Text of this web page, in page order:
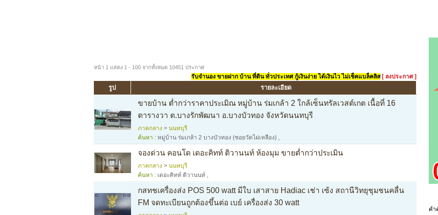
หน้า 1 แสดง 1 - 100 จากทั้งหมด 10451 ประกาศ
รับจำนอง ขายฝาก บ้าน ที่ดิน ทั่วประเทศ กู้เงินง่าย ได้เงินไว ไม่เช็คแบล็คลิส [ ลงประกาศ ]
รูป รายละเอียด
ขายบ้าน ต่ำกว่าราคาประเมิณ หมู่บ้าน ร่มเกล้า 2 ใกล้เซ็นทรัลเวสต์เกต เนื้อที่ 16
ตารางวา ต.บางรักพัฒนา อ.บางบัวทอง จังหวัดนนทบุรี
ภาคกลาง > นนทบุรี
ค้นหา : หมู่บ้าน ร่มเกล้า 2 บางบัวทอง (ซอยวัดไผ่เหลือง) ,
จองด่วน คอนโด เดอะคิทท์ ติวานนท์ ห้องมุม ขายต่ำกว่าประเมิน
ภาคกลาง > นนทบุรี
ค้นหา : เดอะคิทท์ ติวานนท์ ,
กสทชเครื่องส่ง POS 500 watt มีใบ เสาสาย Hadiac เช่า เซ้ง สถานีวิทยุชุมชนคลื่น
FM จดทะเบียนถูกต้องขึ้นต่อ เบย์ เครื่องส่ง 30 watt
คำ